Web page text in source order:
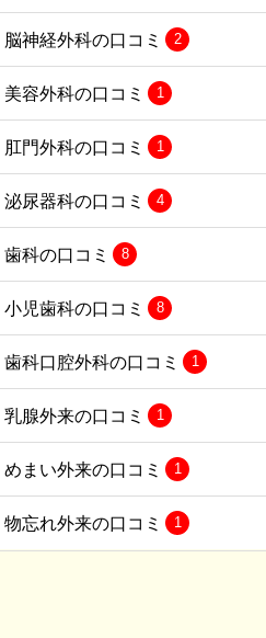
脳神経外科の口コミ 2
美容外科の口コミ 1
肛門外科の口コミ 1
泌尿器科の口コミ 4
歯科の口コミ 8
小児歯科の口コミ 8
歯科口腔外科の口コミ 1
乳腺外来の口コミ 1
めまい外来の口コミ 1
物忘れ外来の口コミ 1